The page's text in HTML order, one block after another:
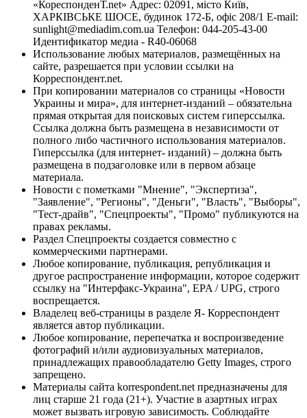
«КореспонденТ.net» Адрес: 02091, місто Київ,
ХАРКІВСЬКЕ ШОСЕ, будинок 172-Б, офіс 208/1 E-mail:
sunlight@mediadim.com.ua Телефон: 044-205-43-00
Идентификатор медиа - R40-06068
Использование любых материалов, размещённых на
сайте, разрешается при условии ссылки на
Корреспондент.net.
При копировании материалов со страницы «Новости
Украины и мира», для интернет-изданий – обязательна
прямая открытая для поисковых систем гиперссылка.
Ссылка должна быть размещена в независимости от
полного либо частичного использования материалов.
Гиперссылка (для интернет- изданий) – должна быть
размещена в подзаголовке или в первом абзаце
материала.
Новости с пометками "Мнение", "Экспертиза",
"Заявление", "Регионы", "Деньги", "Власть", "Выборы",
"Тест-драйв", "Спецпроекты", "Промо" публикуются на
правах рекламы.
Раздел Спецпроекты создается совместно с
коммерческими партнерами.
Любое копирование, публикация, републикация и
другое распространение информации, которое содержит
ссылку на "Интерфакс-Украина", EPA / UPG, строго
воспрещается.
Владелец веб-страницы в разделе Я- Корреспондент
является автор публикации.
Любое копирование, перепечатка и воспроизведение
фотографий и/или аудиовизуальных материалов,
принадлежащих правообладателю Getty Images, строго
запрещено.
Материалы сайта korrespondent.net предназначены для
лиц старше 21 года (21+). Участие в азартных играх
может вызвать игровую зависимость. Соблюдайте